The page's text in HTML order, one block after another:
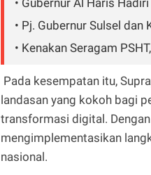
• Pj. Gubernur Sulsel
• Kenakan Seragam
Pada kesempatan itu,
landasan yang kokoh bagi
transformasi digital.
mengimplementasikan
nasional.